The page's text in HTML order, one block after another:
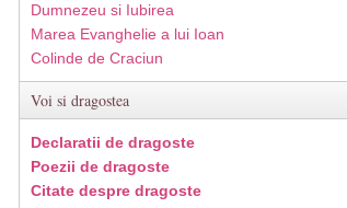
Dumnezeu si Iubirea
Marea Evanghelie a lui Ioan
Colinde de Craciun
Voi si dragostea
Declaratii de dragoste
Poezii de dragoste
Citate despre dragoste